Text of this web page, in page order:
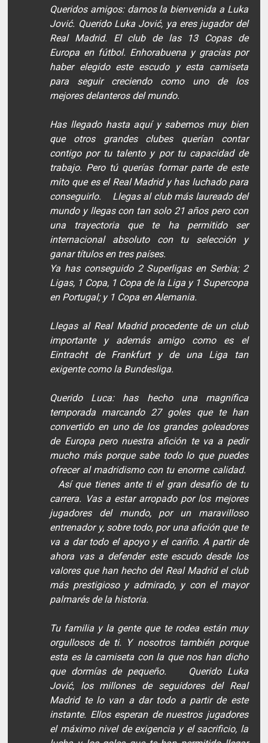
Queridos amigos: damos la bienvenida a Luka
Jović. Querido Luka Jović, ya eres jugador del
Real Madrid. El club de las 13 Copas de
Europa en fútbol. Enhorabuena y gracias por
haber elegido este escudo y esta camiseta
para seguir creciendo como uno de los
mejores delanteros del mundo.
Has llegado hasta aquí y sabemos muy bien
que otros grandes clubes querían contar
contigo por tu talento y por tu capacidad de
trabajo. Pero tú querías formar parte de este
mito que es el Real Madrid y has luchado para
conseguirlo. Llegas al club más laureado del
mundo y llegas con tan solo 21 años pero con
una trayectoria que te ha permitido ser
internacional absoluto con tu selección y
ganar títulos en tres países.
Ya has conseguido 2 Superligas en Serbia; 2
Ligas, 1 Copa, 1 Copa de la Liga y 1 Supercopa
en Portugal; y 1 Copa en Alemania.
Llegas al Real Madrid procedente de un club
importante y además amigo como es el
Eintracht de Frankfurt y de una Liga tan
exigente como la Bundesliga.
Querido Luca: has hecho una magnífica
temporada marcando 27 goles que te han
convertido en uno de los grandes goleadores
de Europa pero nuestra afición te va a pedir
mucho más porque sabe todo lo que puedes
ofrecer al madridismo con tu enorme calidad.
Así que tienes ante ti el gran desafío de tu
carrera. Vas a estar arropado por los mejores
jugadores del mundo, por un maravilloso
entrenador y, sobre todo, por una afición que te
va a dar todo el apoyo y el cariño. A partir de
ahora vas a defender este escudo desde los
valores que han hecho del Real Madrid el club
más prestigioso y admirado, y con el mayor
palmarés de la historia.
Tu familia y la gente que te rodea están muy
orgullosos de ti. Y nosotros también porque
esta es la camiseta con la que nos han dicho
que dormías de pequeño. Querido Luka
Jović, los millones de seguidores del Real
Madrid te lo van a dar todo a partir de este
instante. Ellos esperan de nuestros jugadores
el máximo nivel de exigencia y el sacrificio, la